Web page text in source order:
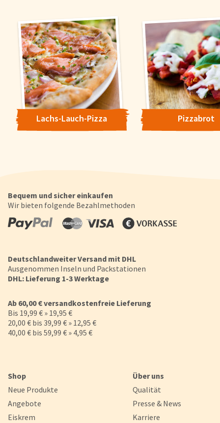
Lachs-Lauch-Pizza Pizzabrot
Bequem und sicher einkaufen
Wir bieten folgende Bezahlmethoden
Deutschlandweiter Versand mit DHL
Ausgenommen Inseln und Packstationen
DHL: Lieferung 1-3 Werktage
Ab 60,00 € versandkostenfreie Lieferung
Bis 19,99 € » 19,95 €
20,00 € bis 39,99 € » 12,95 €
40,00 € bis 59,99 € » 4,95 €
Shop
Neue Produkte
Angebote
Eiskrem
Über uns
Qualität
Presse & News
Karriere
Cookie-Hinweis
Um unsere Webseiten für Sie optimal zu gestalten und
verbessern, sowie zur Geschwindigkeitsoptimierung und für
Chat-Funktion verwenden wir Cookies. Durch Bestätigen des
'Alle akzeptieren' stimmen Sie der Verwendung zu. Über den
'Konfigurieren' können Sie auswählen, welche Cookies Sie
wollen. Weitere Informationen erhalten Sie in unserer
Datenschutzerklärung.